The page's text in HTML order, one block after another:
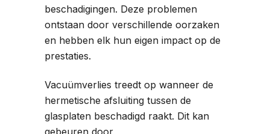
beschadigingen. Deze problemen
ontstaan door verschillende oorzaken
en hebben elk hun eigen impact op de
prestaties.
Vacuümverlies treedt op wanneer de
hermetische afsluiting tussen de
glasplaten beschadigd raakt. Dit kan
gebeuren door